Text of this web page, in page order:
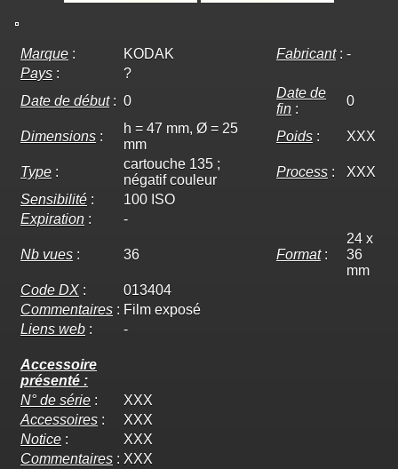
Marque : KODAK Fabricant: -
Pays :
?
Date de début: 0
Date de
fin :
0
Dimensions :
h = 47 mm, Ø = 25
mm
Poids : XXX
Type :
cartouche 135 ;
négatif couleur
Process :
XXX
Sensibilité :
100 ISO
Expiration : -
Nb vues : 36 Format:
24 x
36
mm
Code DX :
013404
Commentaires : Film exposé
Liens web : -
Accessoire
présenté :
N° de série :
XXX
Accessoires :
XXX
Notice :
XXX
Commentaires : XXX